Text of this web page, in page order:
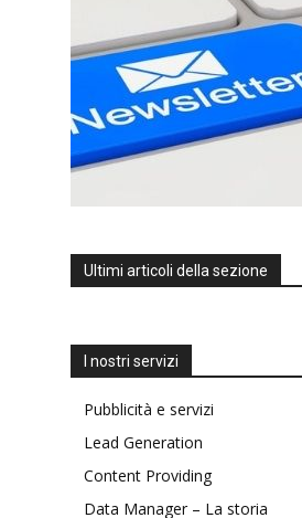
Ultimi articoli della sezione
I nostri servizi
Pubblicità e servizi
Lead Generation
Content Providing
Data Manager – La storia